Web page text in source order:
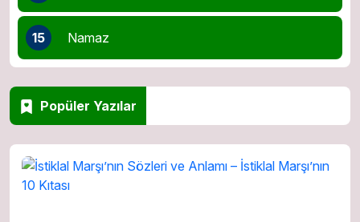
15 Namaz
Popüler Yazılar